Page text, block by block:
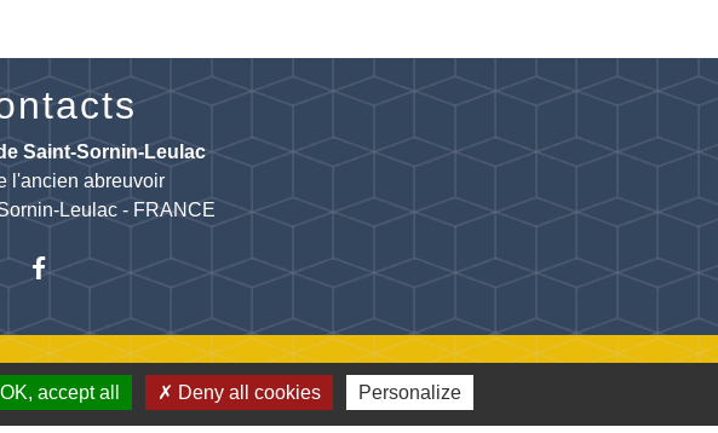
Saint-Sornin-Leulac
l'ancien abreuvoir
Leulac - FRANCE
- Accessibilité - Plan du site - Gestion des cookies
OK, accept all Deny all cookies Personalize